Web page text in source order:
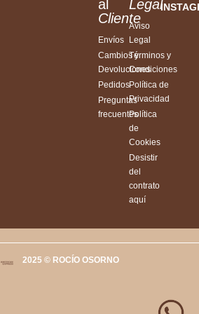
al
Cliente
Envíos
Cambios y
Devoluciones
Pedidos
Preguntas
frecuentes
Legal
Aviso
Legal
Términos y
Condiciones
Política de
Privacidad
Política
de
Cookies
Desistir
del
contrato
aquí
2025 © ROCÍO OSORNO